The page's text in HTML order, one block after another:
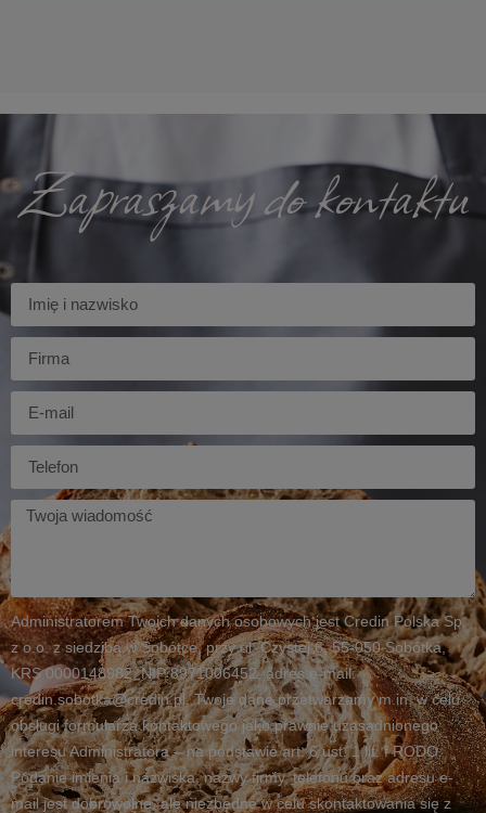
Zapraszamy do kontaktu
Imię
Firma
Telefon
Twoja
wiadomość
Administratorem Twoich danych osobowych jest Credin Polska Sp.
z o.o. z siedzibą w Sobótce, przy ul. Czystej 6, 55-050 Sobótka,
KRS 0000148982, NIP 8971006452, adres e-mail:
credin.sobotka@credin.pl. Twoje dane przetwarzamy m.in. w celu
obsługi formularza kontaktowego jako prawnie uzasadnionego
interesu Administratora – na podstawie art. 6 ust. 1 lit. f RODO.
Podanie imienia i nazwiska, nazwy firmy, telefonu oraz adresu e-
mail jest dobrowolne, ale niezbędne w celu skontaktowania się z